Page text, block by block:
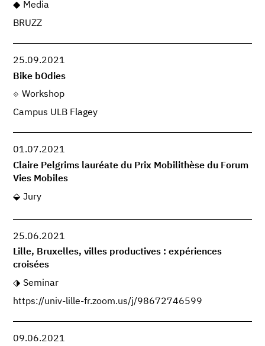
Media
BRUZZ
25.09.2021
Bike bOdies
Workshop
Campus ULB Flagey
01.07.2021
Claire Pelgrims lauréate du Prix Mobilithèse du Forum
Vies Mobiles
Jury
25.06.2021
Lille, Bruxelles, villes productives : expériences
croisées
Seminar
https://univ-lille-fr.zoom.us/j/98672746599
09.06.2021